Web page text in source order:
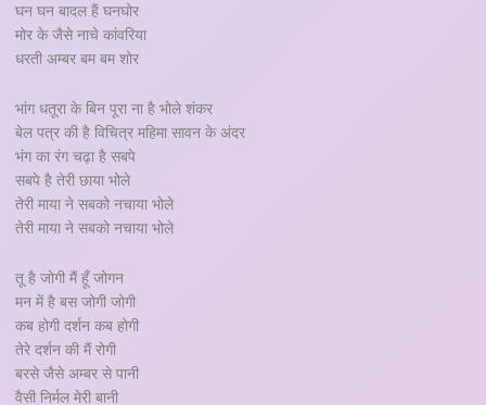
घन घन बादल हैं घनघोर
मोर के जैसे नाचे कांवरिया
धरती अम्बर बम बम शोर
भांग धतूरा के बिन पूरा ना है भोले शंकर
बेल पत्र की है विचित्र महिमा सावन के अंदर
भंग का रंग चढ़ा है सबपे
सबपे है तेरी छाया भोले
तेरी माया ने सबको नचाया भोले
तेरी माया ने सबको नचाया भोले
तू है जोगी मैं हूँ जोगन
मन में है बस जोगी जोगी
कब होगी दर्शन कब होगी
तेरे दर्शन की मैं रोगी
बरसे जैसे अम्बर से पानी
वैसी निर्मल मेरी बानी